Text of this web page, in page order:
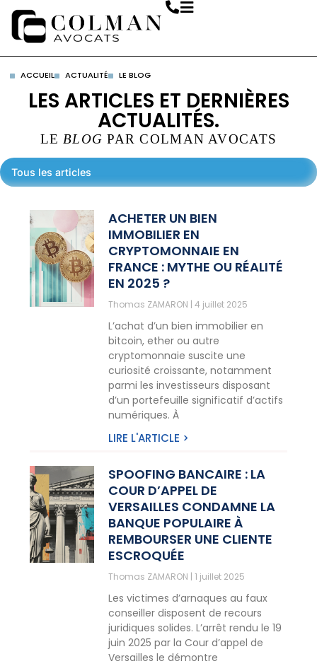
ACCUEIL ACTUALITÉ LE BLOG
LES ARTICLES ET DERNIÈRES
ACTUALITÉS.
LE BLOGPAR COLMAN AVOCATS
Tous les articles
ACHETER UN BIEN
IMMOBILIER EN
CRYPTOMONNAIE EN
FRANCE : MYTHE OU RÉALITÉ
EN 2025 ?
Thomas ZAMARON 4 juillet 2025
L’achat d’un bien immobilier en
bitcoin, ether ou autre
cryptomonnaie suscite une
curiosité croissante, notamment
parmi les investisseurs disposant
d’un portefeuille significatif d’actifs
numériques. À
LIRE L'ARTICLE >
SPOOFING BANCAIRE : LA
COUR D’APPEL DE
VERSAILLES CONDAMNE LA
BANQUE POPULAIRE À
REMBOURSER UNE CLIENTE
ESCROQUÉE
Thomas ZAMARON 1 juillet 2025
Les victimes d’arnaques au faux
conseiller disposent de recours
juridiques solides. L’arrêt rendu le 19
juin 2025 par la Cour d’appel de
Versailles le démontre